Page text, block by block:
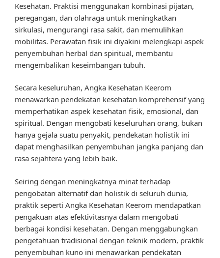
Kesehatan. Praktisi menggunakan kombinasi pijatan,
peregangan, dan olahraga untuk meningkatkan
sirkulasi, mengurangi rasa sakit, dan memulihkan
mobilitas. Perawatan fisik ini diyakini melengkapi aspek
penyembuhan herbal dan spiritual, membantu
mengembalikan keseimbangan tubuh.
Secara keseluruhan, Angka Kesehatan Keerom
menawarkan pendekatan kesehatan komprehensif yang
memperhatikan aspek kesehatan fisik, emosional, dan
spiritual. Dengan mengobati keseluruhan orang, bukan
hanya gejala suatu penyakit, pendekatan holistik ini
dapat menghasilkan penyembuhan jangka panjang dan
rasa sejahtera yang lebih baik.
Seiring dengan meningkatnya minat terhadap
pengobatan alternatif dan holistik di seluruh dunia,
praktik seperti Angka Kesehatan Keerom mendapatkan
pengakuan atas efektivitasnya dalam mengobati
berbagai kondisi kesehatan. Dengan menggabungkan
pengetahuan tradisional dengan teknik modern, praktik
penyembuhan kuno ini menawarkan pendekatan